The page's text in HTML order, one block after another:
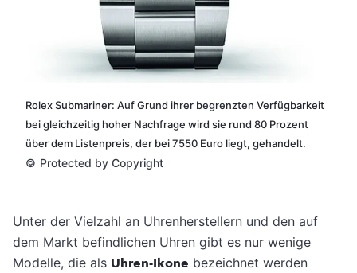
Rolex Submariner: Auf Grund ihrer begrenzten Verfügbarkeit
bei gleichzeitig hoher Nachfrage wird sie rund 80 Prozent
über dem Listenpreis, der bei 7550 Euro liegt, gehandelt.
© Protected by Copyright
Unter der Vielzahl an Uhrenherstellern und den auf
dem Markt befindlichen Uhren gibt es nur wenige
Modelle, die als Uhren-Ikone bezeichnet werden